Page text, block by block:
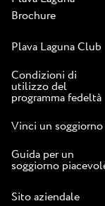
Brochure
Plava Laguna Club
Condizioni di
utilizzo del
programma fedeltà
Vinci un soggiorno
Guida per un
soggiorno
Sito aziendale